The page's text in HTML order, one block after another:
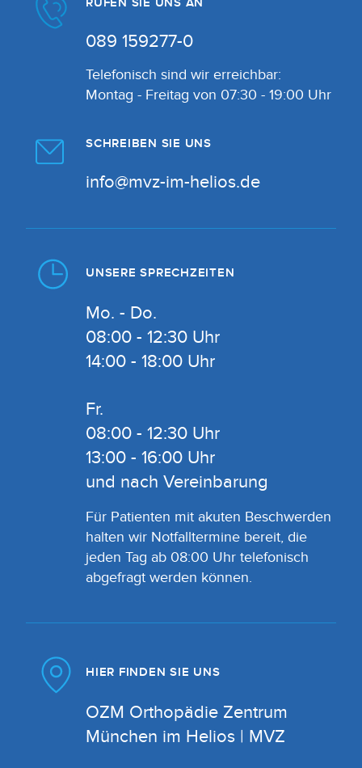
089 159277-0
Telefonisch sind wir erreichbar:
Montag - Freitag von 07:30 - 19:00 Uhr
SCHREIBEN SIE UNS
info@mvz-im-helios.de
UNSERE SPRECHZEITEN
Mo. - Do.
08:00 - 12:30 Uhr
14:00 - 18:00 Uhr
Fr.
08:00 - 12:30 Uhr
13:00 - 16:00 Uhr
und nach Vereinbarung
Für Patienten mit akuten Beschwerden
halten wir Notfalltermine bereit, die
jeden Tag ab 08:00 Uhr telefonisch
abgefragt werden können.
HIER FINDEN SIE UNS
OZM Orthopädie Zentrum
München im Helios | MVZ